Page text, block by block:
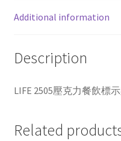
示
A4(21X29.7X10cm)
quantity
Additional information
Description
LIFE 2505壓克力餐飲標
Related